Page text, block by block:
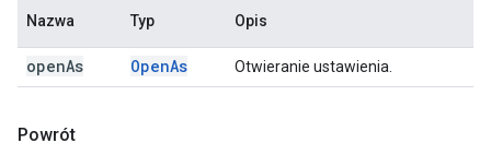
Nazwa Typ Opis
openAs OpenAs Otwieranie ustawienia.
Powrót